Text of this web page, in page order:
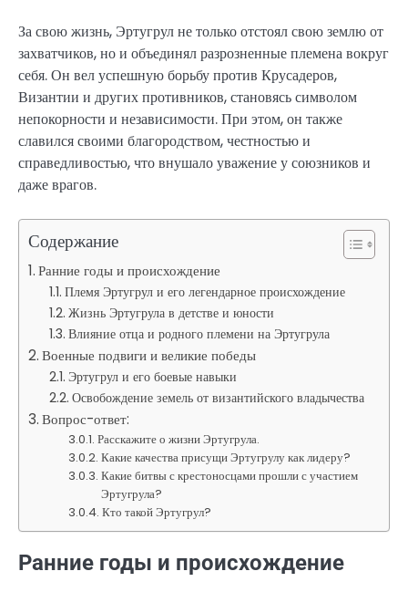
За свою жизнь, Эртугрул не только отстоял свою землю от
захватчиков, но и объединял разрозненные племена вокруг
себя. Он вел успешную борьбу против Крусадеров,
Византии и других противников, становясь символом
непокорности и независимости. При этом, он также
славился своими благородством, честностью и
справедливостью, что внушало уважение у союзников и
даже врагов.
Содержание
Ранние годы и происхождение
Племя Эртугрул и его легендарное происхождение
Жизнь Эртугрула в детстве и юности
Влияние отца и родного племени на Эртугрула
Военные подвиги и великие победы
Эртугрул и его боевые навыки
Освобождение земель от византийского владычества
Вопрос-ответ:
Расскажите о жизни Эртугрула.
Какие качества присущи Эртугрулу как лидеру?
Какие битвы с крестоносцами прошли с участием
Эртугрула?
Кто такой Эртугрул?
Ранние годы и происхождение